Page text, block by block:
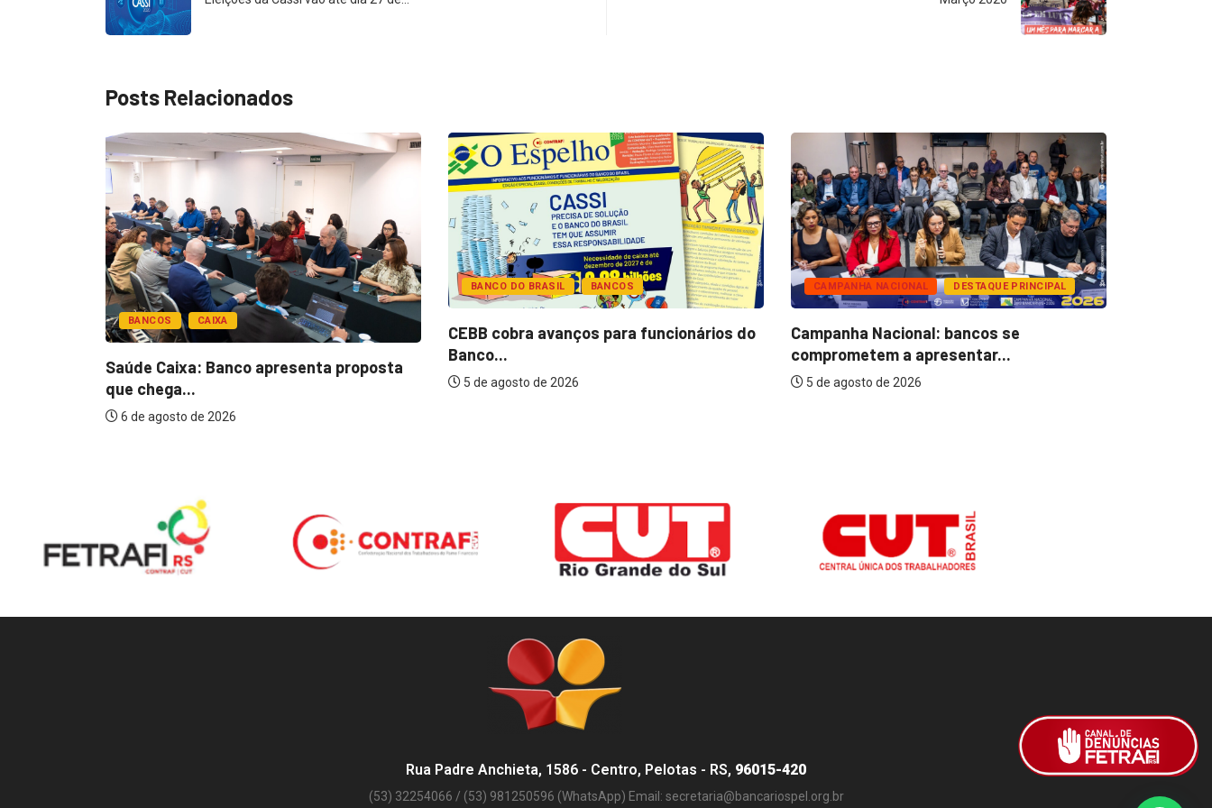
Posts Relacionados
BANCOS CAIXA
Saúde Caixa: Banco apresenta proposta
que chega...
6 de agosto de 2026
BANCO DO BRASIL BANCOS
CEBB cobra avanços para funcionários do
Banco...
5 de agosto de 2026
CAMPANHA NACIONAL DESTAQUE PRINCIPAL
Campanha Nacional: bancos se
comprometem a apresentar...
5 de agosto de 2026
Rua Padre Anchieta, 1586 - Centro, Pelotas - RS, 96015-420
(53) 32254066 / (53) 981250596 (WhatsApp) Email: secretaria@bancariospel.org.br